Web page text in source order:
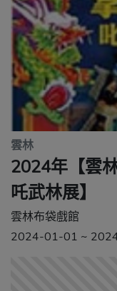
雲林
2024年【雲
吒武林展】
雲林布袋戲館
2024-01-01 ~